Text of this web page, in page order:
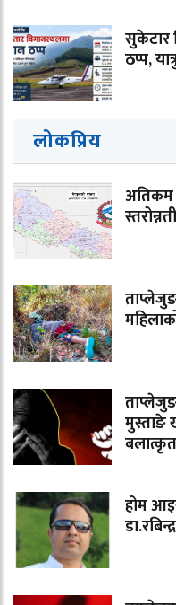
सुकेटार
ठप्प,
लोकप्रिय
अतिकम
मुस्ताङे
बलात्कृत
होम